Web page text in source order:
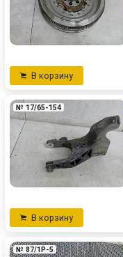
В корзину
№ 17/65-154
В корзину
№ 87/1P-5